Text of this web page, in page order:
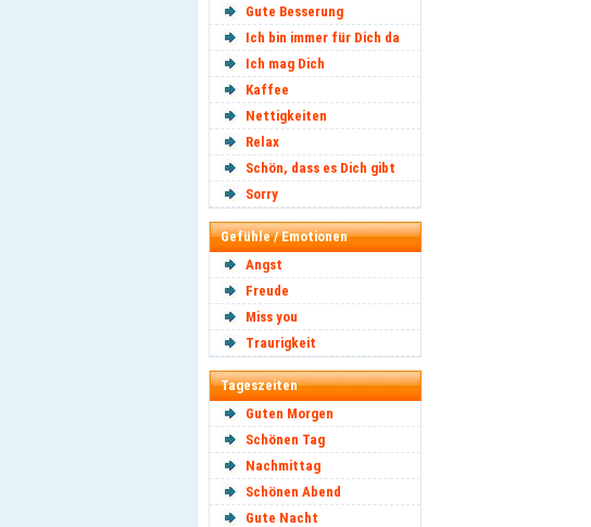
Gute Besserung
Ich bin immer für Dich da
Ich mag Dich
Kaffee
Nettigkeiten
Relax
Schön, dass es Dich gibt
Sorry
Gefühle / Emotionen
Angst
Freude
Miss you
Traurigkeit
Tageszeiten
Guten Morgen
Schönen Tag
Nachmittag
Schönen Abend
Gute Nacht